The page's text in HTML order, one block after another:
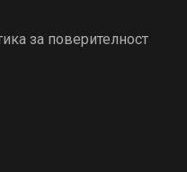
за поверителност